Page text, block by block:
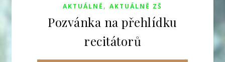
AKTUÁLNĚ , AKTUÁLNĚ ZŠ
Pozvánka na přehlídku
recitátorů